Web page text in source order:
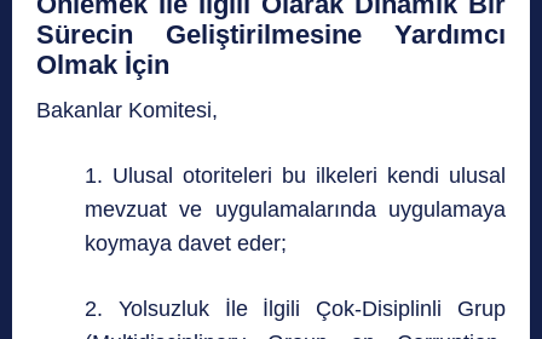
Sürecin Geliştirilmesine Yardımcı
Olmak İçin
Bakanlar Komitesi,
1. Ulusal otoriteleri bu ilkeleri kendi ulusal
mevzuat ve uygulamalarında uygulamaya
koymaya davet eder;
2. Yolsuzluk İle İlgili Çok-Disiplinli Grup